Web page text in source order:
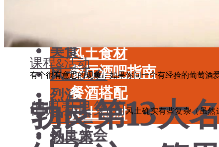
风土食材
风土大会
烈酒
中国酒
勃艮第
美食
餐厅酒吧指南
餐酒搭配
风土食材
风土大会
课程&活动
勃艮第13大
有个很有意思的现象，如果你问一个有经验的葡萄酒
但是勃艮第的风土确实有些复杂（虽然